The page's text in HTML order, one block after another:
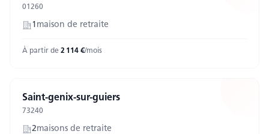
01260
1 maison de retraite
À partir de 2 114 €/mois
Saint-genix-sur-guiers
73240
2maisons de retraite